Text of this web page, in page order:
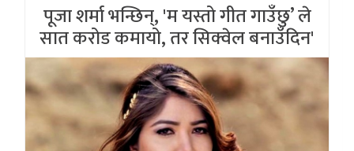
पूजा शर्मा भन्छिन्, 'म यस्तो गीत गाउँछु’ ले
सात करोड कमायो, तर सिक्वेल बनाउँदिन'